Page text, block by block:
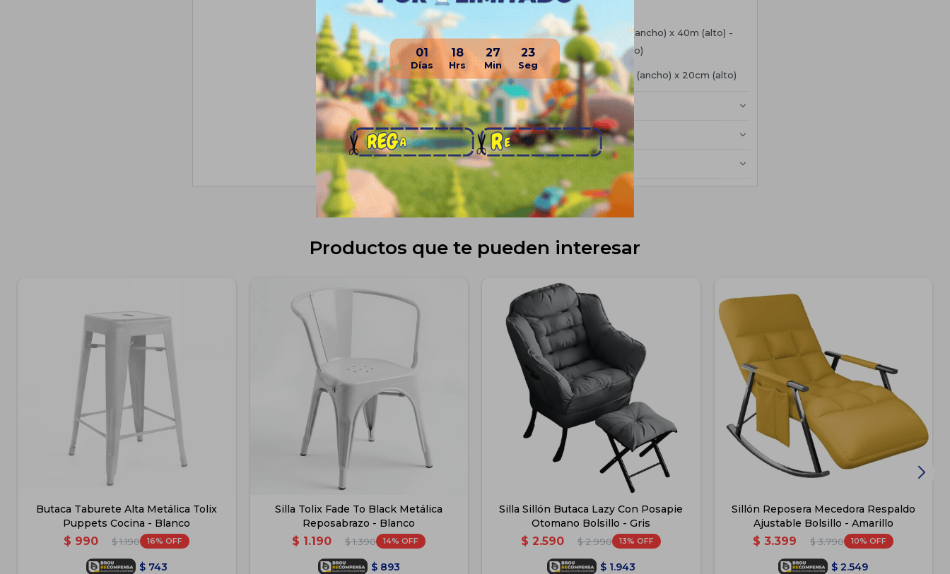
01 18 27 22
• Dimensiones:
Sillón: 85cm (largo) x 85cm (ancho) x 40m (alto) -
Sillón extendido 187cm (largo)
Cama: 170cm (largo) x 85cm (ancho) x 20cm (alto)
Planes de cuotas
Envíos
Medios de pago
Productos que te pueden interesar
Butaca Taburete Alta Metálica Tolix
Puppets Cocina - Blanco
$ 990 $ 1.190 16
$ 743
Silla Tolix Fade To Black Metálica
Reposabrazo - Blanco
$ 1.190 $ 1.390 14
$ 893
Silla Sillón Butaca Lazy Con Posapie
Otomano Bolsillo - Gris
$ 2.590 $ 2.990 13
$ 1.943
Sillón Reposera Mecedora Respaldo
Ajustable Bolsillo - Amarillo
$ 3.399 $ 3.790 10
$ 2.549